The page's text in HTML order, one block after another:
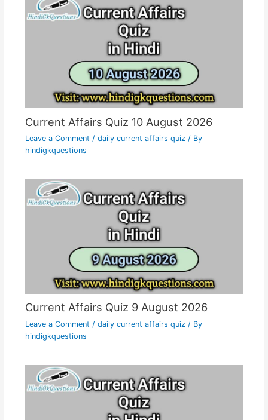
Current Affairs Quiz 10 August 2026
Leave a Comment / daily current affairs quiz / By
hindigkquestions
Current Affairs Quiz 9 August 2026
Leave a Comment / daily current affairs quiz / By
hindigkquestions